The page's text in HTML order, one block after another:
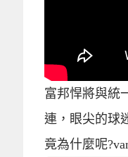
富邦悍將與統
連，眼尖的球
竟為什麼呢